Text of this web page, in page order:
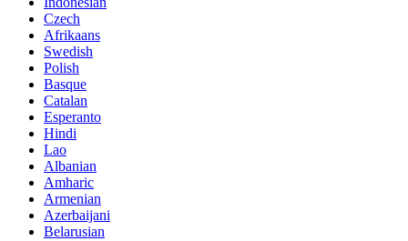
Czech
Afrikaans
Swedish
Polish
Basque
Catalan
Esperanto
Hindi
Lao
Albanian
Amharic
Armenian
Azerbaijani
Belarusian